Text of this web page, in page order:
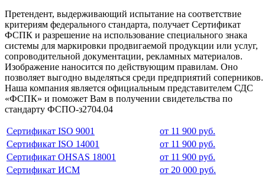
Претендент, выдерживающий испытание на соответствие
критериям федерального стандарта, получает Сертификат
ФСПК и разрешение на использование специального знака
системы для маркировки продвигаемой продукции или услуг,
сопроводительной документации, рекламных материалов.
Изображение наносится по действующим правилам. Оно
позволяет выгодно выделяться среди предприятий соперников.
Наша компания является официальным представителем СДС
«ФСПК» и поможет Вам в получении свидетельства по
стандарту ФСПО-з2704.04
Сертификат ISO 9001
от 11 900 руб.
Сертификат ISO 14001
от 11 900 руб.
Сертификат OHSAS 18001
от 11 900 руб.
Сертификат ИСМ
от 20 000 руб.